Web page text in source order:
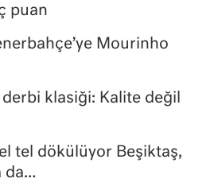
puan
Mourinho
klasiği: Kalite değil
tel dökülüyor Beşiktaş,
da…